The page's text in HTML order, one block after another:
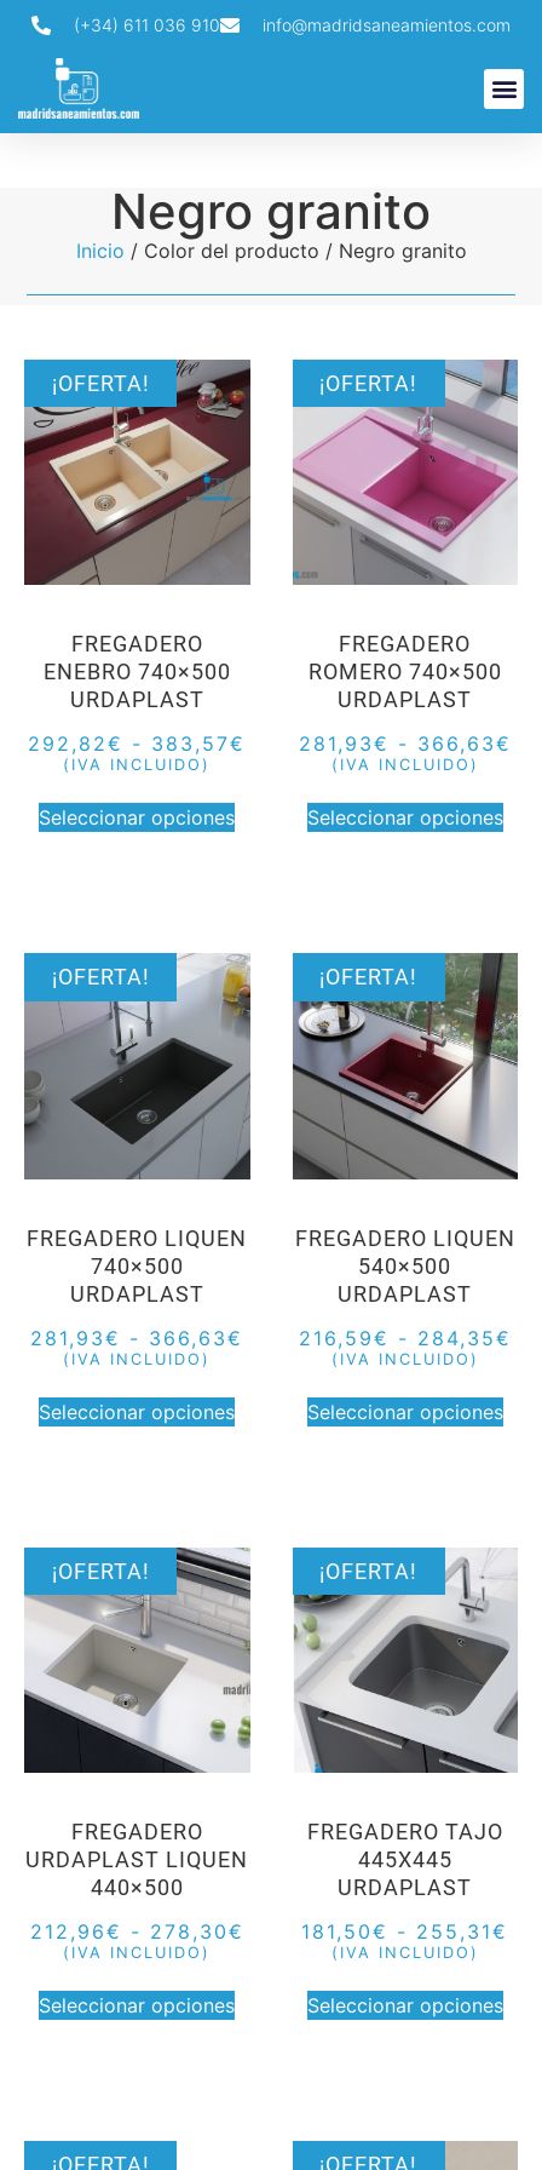
(+34) 611 036 910 info@madridsaneamientos.com
Negro granito
Inicio / Color del producto / Negro granito
¡OFERTA!
FREGADERO
ENEBRO 740×500
URDAPLAST
292,82€ - 383,57€
(IVA INCLUIDO)
Seleccionar opciones
¡OFERTA!
FREGADERO
ROMERO 740×500
URDAPLAST
281,93€ - 366,63€
(IVA INCLUIDO)
Seleccionar opciones
¡OFERTA!
FREGADERO LIQUEN
740×500
URDAPLAST
281,93€ - 366,63€
(IVA INCLUIDO)
Seleccionar opciones
¡OFERTA!
FREGADERO LIQUEN
540×500
URDAPLAST
216,59€ - 284,35€
(IVA INCLUIDO)
Seleccionar opciones
¡OFERTA!
FREGADERO
URDAPLAST LIQUEN
440×500
212,96€ - 278,30€
(IVA INCLUIDO)
Seleccionar opciones
¡OFERTA!
FREGADERO TAJO
445X445
URDAPLAST
181,50€ - 255,31€
(IVA INCLUIDO)
Seleccionar opciones
¡OFERTA! ¡OFERTA!